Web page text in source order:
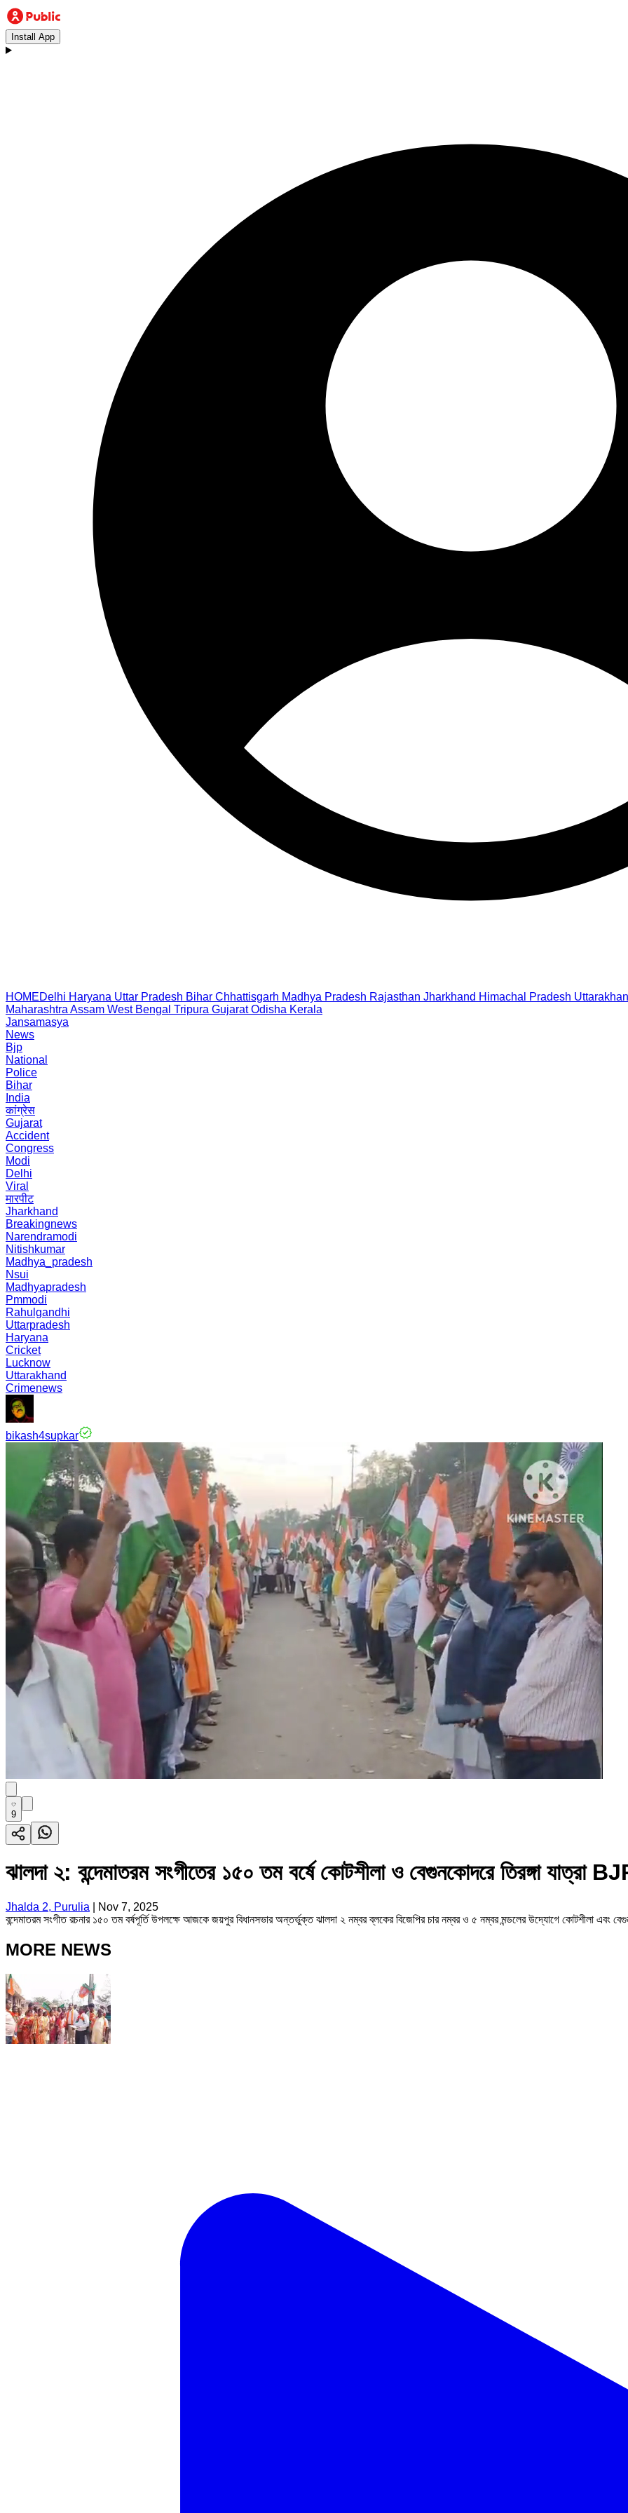
Install App
HOMEDelhi Haryana Uttar Pradesh Bihar Chhattisgarh Madhya Pradesh Rajasthan Jharkhand Himachal Pradesh
Maharashtra Assam West Bengal Tripura Gujarat Odisha Kerala
Jansamasya
News
Bjp
National
Police
Bihar
India
कांग्रेस
Gujarat
Accident
Congress
Modi
Delhi
Viral
मारपीट
Jharkhand
Breakingnews
Narendramodi
Nitishkumar
Madhya_pradesh
Nsui
Madhyapradesh
Pmmodi
Rahulgandhi
Uttarpradesh
Haryana
Cricket
Lucknow
Uttarakhand
Crimenews
bikash4supkar
9
ঝালদা ২: বন্দেমাতরম সংগীতের ১৫০ তম বর্ষে কোটশীলা ও বেগুনকোদরে তিরঙ্গা যাত্রা
Jhalda 2, Purulia
Nov 7, 2025
বন্দেমাতরম সংগীত রচনার ১৫০ তম বর্ষপূর্তি উপলক্ষে আজকে জয়পুর বিধানসভার অন্তর্ভুক্ত ঝালদা ২ নম্বর ব্লকের বিজেপির চার নম্বর ও ৫ নম্বর মন্ডলের উদ্যোগে কোটশীলা এবং
MORE NEWS